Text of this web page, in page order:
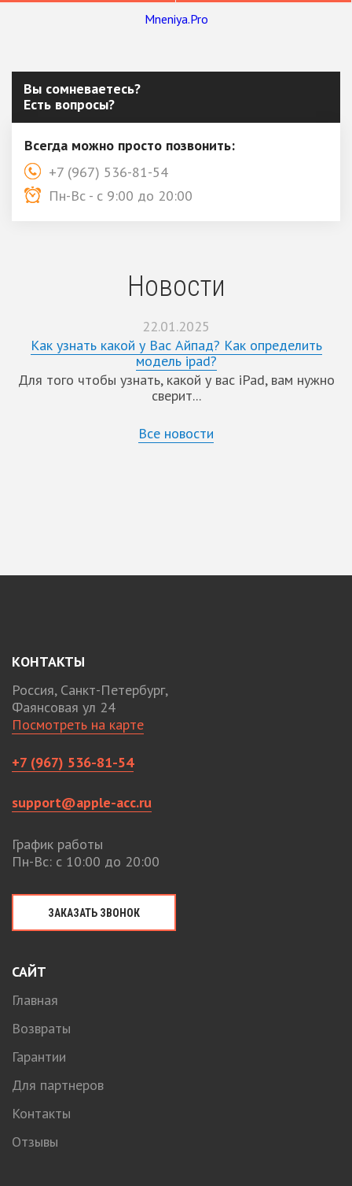
Mneniya.Pro
Вы сомневаетесь?
Есть вопросы?
Всегда можно просто позвонить:
+7 (967) 536-81-54
Пн-Вс - с 9:00 до 20:00
Новости
22.01.2025
Как узнать какой у Вас Айпад? Как определить
модель ipad?
Для того чтобы узнать, какой у вас iPad, вам нужно
сверит...
Все новости
КОНТАКТЫ
Россия, Санкт-Петербург,
Фаянсовая ул 24
Посмотреть на карте
+7 (967) 536-81-54
support@apple-acc.ru
График работы
Пн-Вс: с 10:00 до 20:00
ЗАКАЗАТЬ ЗВОНОК
САЙТ
Главная
Возвраты
Гарантии
Для партнеров
Контакты
Отзывы